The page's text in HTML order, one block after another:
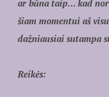
ar būna taip… kad
šiam momentui aš
dažniausiai sutampa
Reikės: